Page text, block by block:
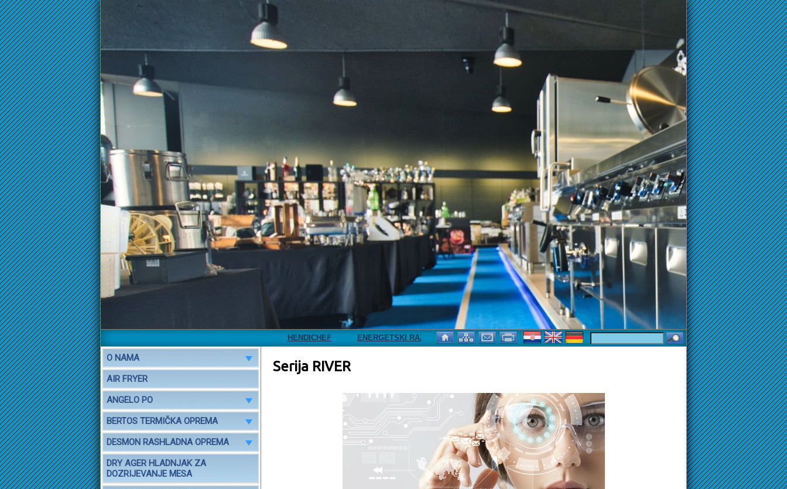
HENDICHEF ENERGETSKI RAZRED A NOVA ADRESA
O NAMA
AIR FRYER
ANGELO PO
BERTOS TERMIČKA OPREMA
DESMON RASHLADNA OPREMA
DRY AGER HLADNJAK ZA
DOZRIJEVANJE MESA
Serija RIVER